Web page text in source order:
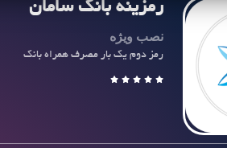
رمزینه بانک سامان
نصب ویژه
رمز دوم یک بار مصرف همراه بانک